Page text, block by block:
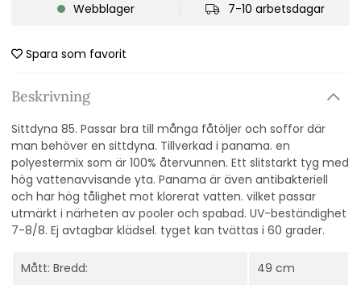
Webblager 7-10 arbetsdagar
Spara som favorit
Beskrivning
Sittdyna 85. Passar bra till många fåtöljer och soffor där
man behöver en sittdyna. Tillverkad i panama. en
polyestermix som är 100% återvunnen. Ett slitstarkt tyg med
hög vattenavvisande yta. Panama är även antibakteriell
och har hög tålighet mot klorerat vatten. vilket passar
utmärkt i närheten av pooler och spabad. UV-beständighet
7-8/8. Ej avtagbar klädsel. tyget kan tvättas i 60 grader.
Mått: Bredd: 49 cm